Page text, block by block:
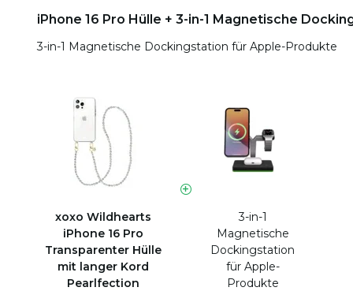
iPhone 16 Pro Hülle + 3-in-1 Magnetische
3-in-1 Magnetische Dockingstation für Apple-Produkte
xoxo Wildhearts
iPhone 16 Pro
Transparenter Hülle
mit langer Kord
Pearlfection
3-in-1
Magnetische
Dockingstation
für Apple-
Produkte